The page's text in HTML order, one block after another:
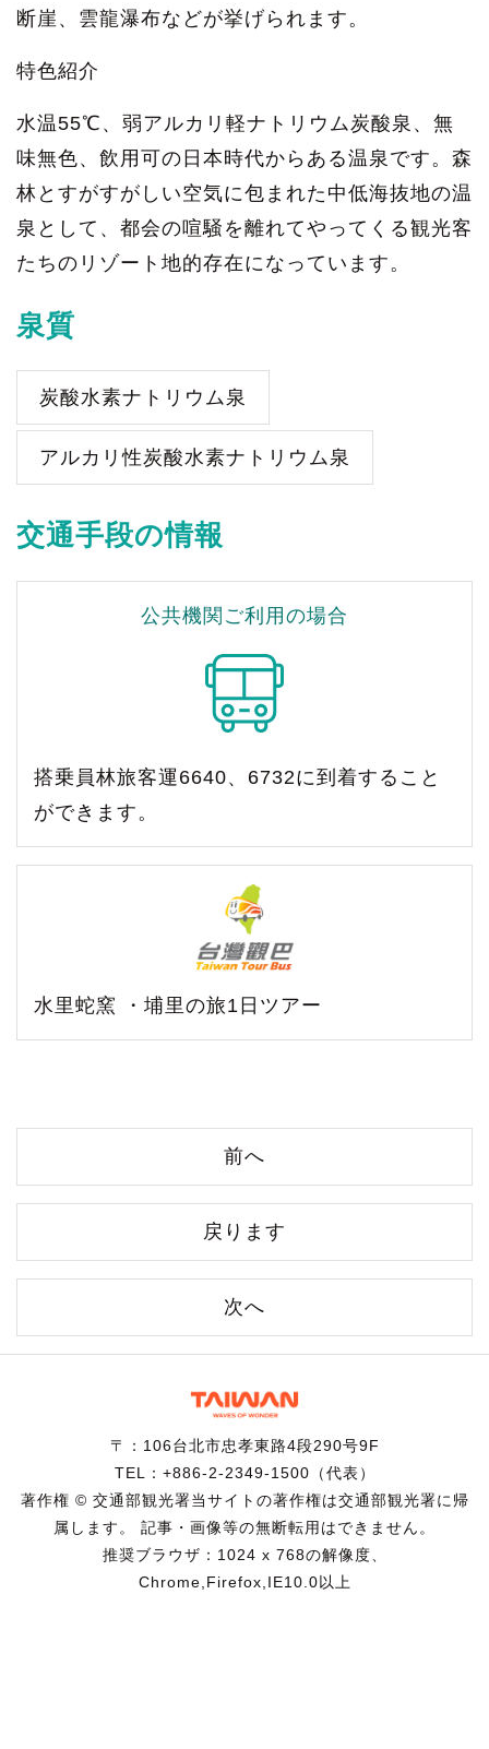
断崖、雲龍瀑布などが挙げられます。
特色紹介
水温55℃、弱アルカリ軽ナトリウム炭酸泉、無
味無色、飲用可の日本時代からある温泉です。森
林とすがすがしい空気に包まれた中低海抜地の温
泉として、都会の喧騒を離れてやってくる観光客
たちのリゾート地的存在になっています。
泉質
炭酸水素ナトリウム泉
アルカリ性炭酸水素ナトリウム泉
交通手段の情報
公共機関ご利用の場合
搭乗員林旅客運6640、6732に到着すること
ができます。
水里蛇窯 ・埔里の旅1日ツアー
前へ
戻ります
次へ
〒：106台北市忠孝東路4段290号9F
TEL：+886-2-2349-1500（代表）
著作権 © 交通部観光署当サイトの著作権は交通部観光署に帰
属します。 記事・画像等の無断転用はできません。
推奨ブラウザ：1024 x 768の解像度、
Chrome,Firefox,IE10.0以上